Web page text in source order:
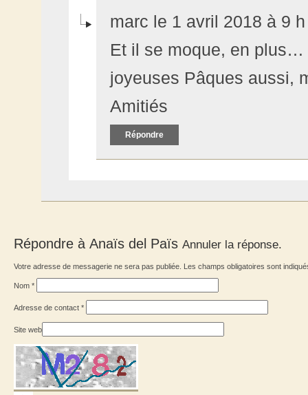
marc le 1 avril 2018 à 9
Et il se moque, en plus…
joyeuses Pâques aussi,
Amitiés
Répondre
Répondre à Anaïs del Païs Annuler la réponse.
Votre adresse de messagerie ne sera pas publiée. Les champs obligatoires sont
Nom *
Adresse de contact *
Site web